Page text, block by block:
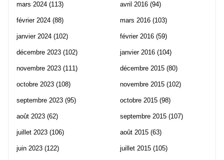
mars 2024 (113)
février 2024 (88)
janvier 2024 (102)
décembre 2023 (102)
novembre 2023 (111)
octobre 2023 (108)
septembre 2023 (95)
août 2023 (62)
juillet 2023 (106)
juin 2023 (122)
avril 2016 (94)
mars 2016 (103)
février 2016 (59)
janvier 2016 (104)
décembre 2015 (80)
novembre 2015 (102)
octobre 2015 (98)
septembre 2015 (107)
août 2015 (63)
juillet 2015 (105)